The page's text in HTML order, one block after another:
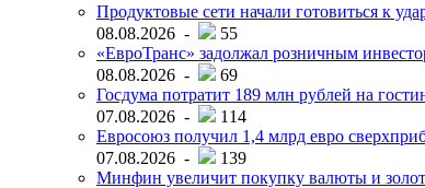
Продуктовые сети начали готовиться к
08.08.2026 -
55
«ЕвроТранс» задолжал розничным
08.08.2026 -
69
Госдума потратит 189 млн рублей на
07.08.2026 -
114
Евросоюз получил 1,4 млрд евро
07.08.2026 -
139
Минфин увеличит покупку валюты и